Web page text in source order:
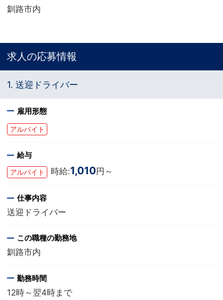
釧路市内
求人の応募情報
1. 送迎ドライバー
雇用形態
アルバイト
給与
アルバイト 時給:1,010 円～
仕事内容
送迎ドライバー
この職種の勤務地
釧路市内
勤務時間
12時～翌4時まで